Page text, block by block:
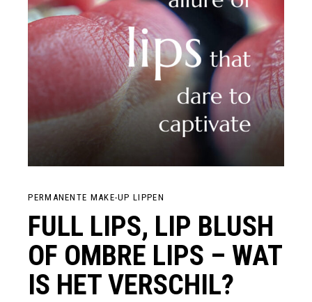
PERMANENTE MAKE-UP LIPPEN
FULL LIPS, LIP BLUSH
OF OMBRE LIPS – WAT
IS HET VERSCHIL?